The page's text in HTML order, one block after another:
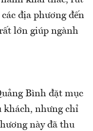
địa phương đến
lớn giúp ngành
Bình đặt mục
khách, nhưng chỉ
này đã thu